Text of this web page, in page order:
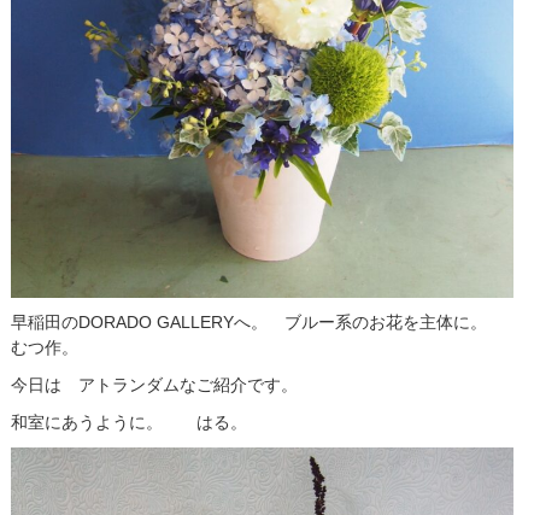
早稲田のDORADO GALLERYへ。 ブルー系のお花を主体に。
むつ作。
今日は アトランダムなご紹介です。
和室にあうように。 はる。